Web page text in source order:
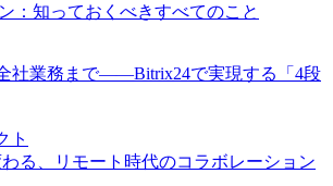
：知っておくべきすべてのこと
社業務まで――Bitrix24で実現する「4段
ト
る、リモート時代のコラボレーション